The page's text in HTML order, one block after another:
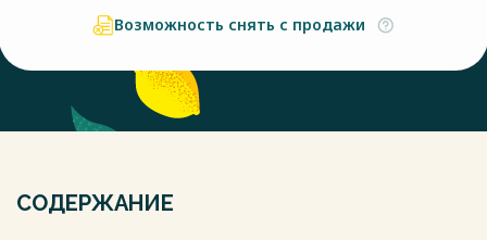
Возможность снять с продажи
СОДЕРЖАНИЕ